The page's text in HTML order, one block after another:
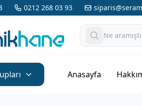
0212 268 03 93
Anasayfa